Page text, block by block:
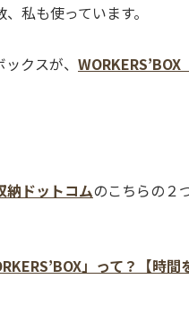
私も使っています。
クスが、
納ドットコムのこちらの２
」って？【時間